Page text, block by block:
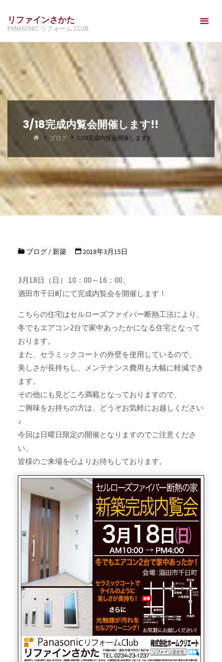
へ
ス
リファインさかた
PANASONIC リフォーム CLUB
3/18完成内覧会開催します!!
ホ ブログ 3/18完成内覧会開催します!!
ブログ/ 新築 2018年3月15日
3月18日（日） 10：00～16：00、
酒田市千日町にて完成内覧会を開催します！
こちらの住宅はセルローズファイバー断熱工法により、
冬でもエアコン2台で家中あったかになる住宅となって
おります。
また、セラミックコートの外壁を使用しているので、
美しさが長持ちし、メンテナンス費用も大幅に軽減でき
ます。
その他にも見どころ満載となっておりますので、
ご興味をお持ちの方は、どうぞお気軽にお越しください
♪
今回は日曜日限定の開催となりますのでご注意くださ
い。
皆様のご来場を心よりお待ちしております。